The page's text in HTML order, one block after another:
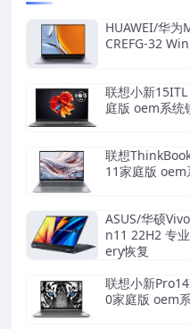
HUAWEI/华为
CREFG-32
联想小新
庭版 oem系统
联想
11家庭版
ASUS/华硕
n11 22H2 专
ery恢复
联想小新
0家庭版 oem